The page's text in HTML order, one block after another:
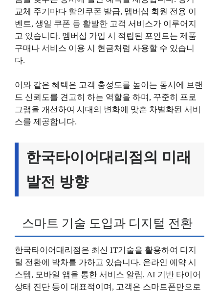
교체 주기마다 할인쿠폰 발급, 멤버십 회원 전용 이
벤트, 생일 쿠폰 등 활발한 고객 서비스가 이루어지
고 있습니다. 멤버십 가입 시 적립된 포인트는 제품
구매나 서비스 이용 시 현금처럼 사용할 수 있습니
다.
이와 같은 혜택은 고객 충성도를 높이는 동시에 브랜
드 신뢰도를 견고히 하는 역할을 하며, 꾸준히 프로
그램을 개선하여 시대의 변화에 맞춘 차별화된 서비
스를 제공합니다.
한국타이어대리점의 미래
발전 방향
스마트 기술 도입과 디지털 전환
한국타이어대리점은 최신 IT기술을 활용하여 디지
털 전환에 박차를 가하고 있습니다. 온라인 예약 시
스템, 모바일 앱을 통한 서비스 알림, AI 기반 타이어
상태 진단 등이 대표적이며, 고객은 스마트폰만으로